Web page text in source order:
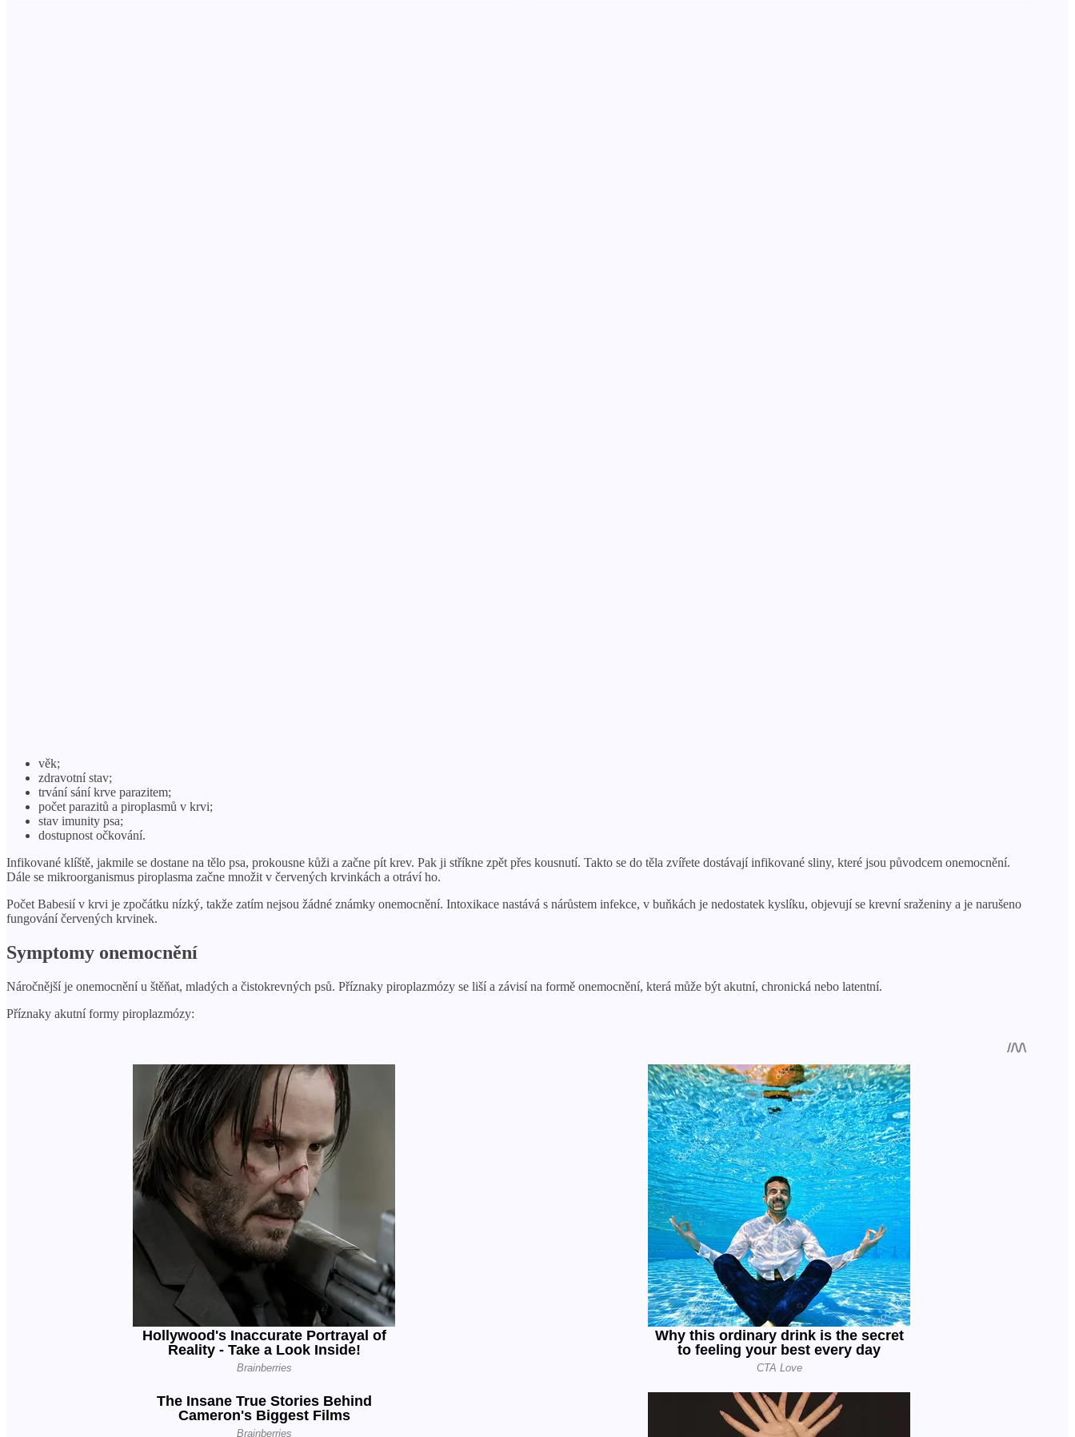
věk;
zdravotní stav;
trvání sání krve parazitem;
počet parazitů a piroplasmů v krvi;
stav imunity psa;
dostupnost očkování.
Infikované klíště, jakmile se dostane na tělo psa, prokousne kůži a začne pít krev. Pak ji stříkne zpět přes kousnutí. Takto se do těla zvířete dostávají infikované sliny, které jsou původcem onemocnění.
Dále se mikroorganismus piroplasma začne množit v červených krvinkách a otráví ho.
Počet Babesií v krvi je zpočátku nízký, takže zatím nejsou žádné známky onemocnění. Intoxikace nastává s nárůstem infekce, v buňkách je nedostatek kyslíku, objevují se krevní sraženiny a je narušeno
fungování červených krvinek.
Symptomy onemocnění
Náročnější je onemocnění u štěňat, mladých a čistokrevných psů. Příznaky piroplazmózy se liší a závisí na formě onemocnění, která může být akutní, chronická nebo latentní.
Příznaky akutní formy piroplazmózy: